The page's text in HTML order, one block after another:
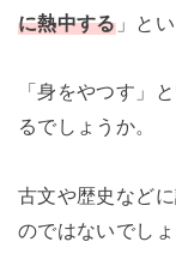
に熱中する」とい
「身をやつす」
るでしょうか。
古文や歴史など
のではないでしょ